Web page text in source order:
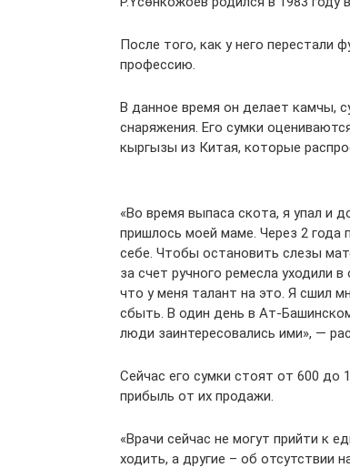
После того, как у него перестали
профессию.
В данное время он делает камчы,
снаряжения. Его сумки
кыргызы из Китая, которые
«Во время выпаса скота, я упал и
пришлось моей маме. Через 2 года
себе. Чтобы остановить слезы
за счет ручного ремесла уходили
что у меня талант на это. Я сшил
сбыть. В один день в Ат-
люди заинтересовались ими», —
Сейчас его сумки стоят от 600
прибыль от их продажи.
«Врачи сейчас не могут прийти к
ходить, а другие – об отсутствии